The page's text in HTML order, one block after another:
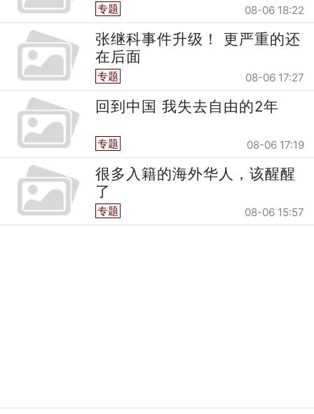
专题 08-06 18:22
张继科事件升级！ 更严重的还
在后面
专题 08-06 17:27
回到中国 我失去自由的2年
专题 08-06 17:19
很多入籍的海外华人，该醒醒
了
专题 08-06 15:57